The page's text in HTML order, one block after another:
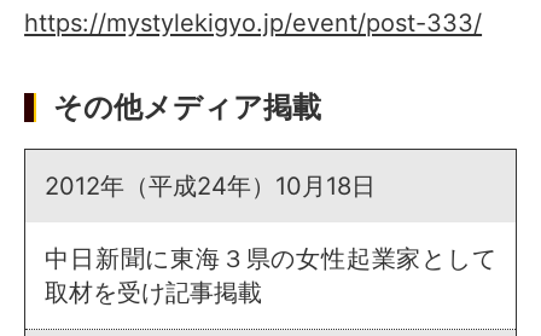
https://mystylekigyo.jp/event/post-333/
その他メディア掲載
中日新聞に東海３県の女性起業家として
取材を受け記事掲載
2012年（平成24年）10月18日